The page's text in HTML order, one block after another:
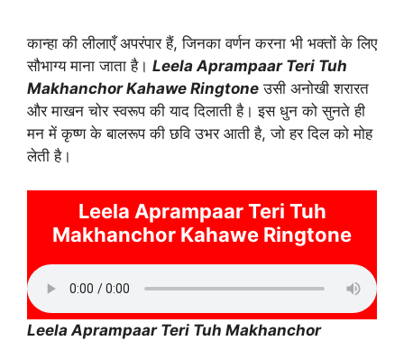
कान्हा की लीलाएँ अपरंपार हैं, जिनका वर्णन करना भी भक्तों के लिए
सौभाग्य माना जाता है। Leela Aprampaar Teri Tuh
Makhanchor Kahawe Ringtone उसी अनोखी शरारत
और माखन चोर स्वरूप की याद दिलाती है। इस धुन को सुनते ही
मन में कृष्ण के बालरूप की छवि उभर आती है, जो हर दिल को मोह
लेती है।
Leela Aprampaar Teri Tuh
Makhanchor Kahawe Ringtone
Leela Aprampaar Teri Tuh Makhanchor